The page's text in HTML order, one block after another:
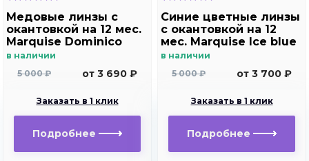
Медовые линзы c
окантовкой на 12 мес.
Marquise Dominico
brown /Медовые
темных глаз с
в наличии
5 000 ₽
от 3 690 ₽
Заказать в 1 клик
Подробнее
Синие цветные линзы
c окантовкой на 12
мес. Marquise Ice blue
в наличии
5 000 ₽
от 3 700 ₽
Заказать в 1 клик
Подробнее